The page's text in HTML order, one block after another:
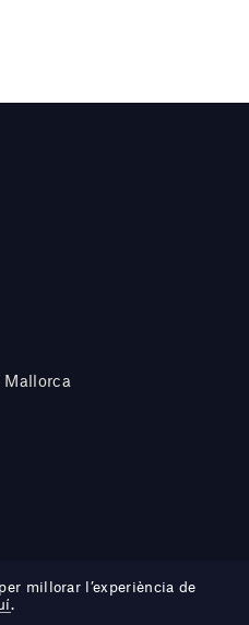
Mallorca
millorar l’experiència de
.